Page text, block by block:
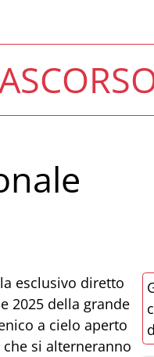
esclusivo diretto
2025 della grande
a cielo aperto
si alterneranno